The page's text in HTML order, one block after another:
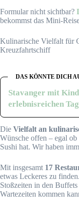
Formular nicht sichtbar?
bekommst das Mini-
Kulinarische Vielfalt für
Kreuzfahrtschiff
DAS KÖNNTE DICH
Stavanger mit
erlebnisreichen Tag
Die Vielfalt an
Wünsche offen – egal
Sushi hat. Wir haben
Mit insgesamt 17
etwas Leckeres zu
Stoßzeiten in den
Wartezeiten kommen